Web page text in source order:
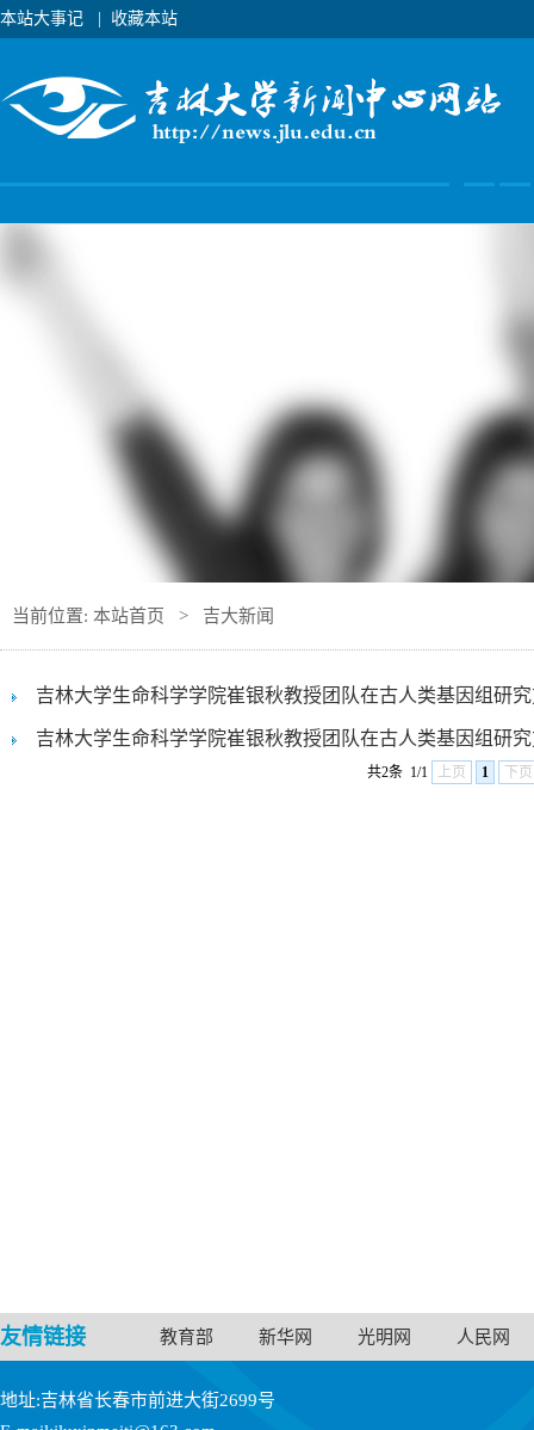
本站大事记 收藏本站
当前位置: 本站首页 > 吉大新闻
吉林大学生命科学学院崔银秋教授团队在古人类基因组研
吉林大学生命科学学院崔银秋教授团队在古人类基因组研
共2条 1/1 上页 1 下页
友情链接 教育部 新华网 光明网 人民网
地址:吉林省长春市前进大街2699号